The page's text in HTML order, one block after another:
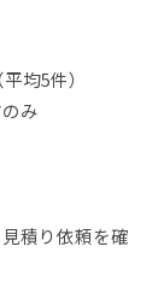
均5件）
み
積り依頼を確